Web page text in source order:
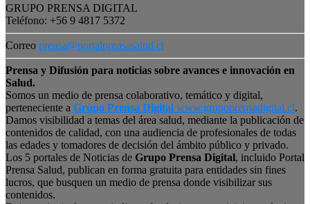
GRUPO PRENSA DIGITAL
Teléfono: +56 9 4817 5372
Correo prensa@portalprensasalud.cl
Prensa y Difusión para noticias sobre avances e innovación en
Salud.
Somos un medio de prensa colaborativo, temático y digital,
perteneciente a Grupo Prensa Digital www.grupoprensadigital.cl.
Damos visibilidad a temas del área salud, mediante la publicación de
contenidos de calidad, con una audiencia de profesionales de todas
las edades y tomadores de decisión del ámbito público y privado.
Los 5 portales de Noticias de Grupo Prensa Digital, incluido Portal
Prensa Salud, publican en forma gratuita para entidades sin fines
lucros, que busquen un medio de prensa donde visibilizar sus
contenidos.